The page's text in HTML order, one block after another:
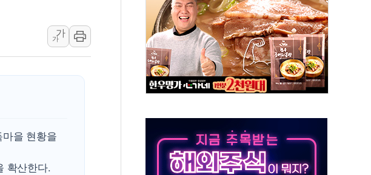
경찰, '홍명보 감독 선임 의혹' 축구협회 압수수색
삼성전자, FMS 2026서 차세대 AI 메모리 기술력 과시
하우시스 "역대급 폭염에 고단열 인테리어 관심 급증"
일 안 하고 '초과근무 수당' 챙긴 경찰관 2명 송치
토마토시스템 조길주·이강찬 대표, 자사주 매수
저축은행, 최고 연 7.7% '생활파킹통장' 출시
중간선거 '색깔론' 덧씌우는 트럼프...당내선 "안 먹힌다" 균열
가
가
을 현황을
확산한다.